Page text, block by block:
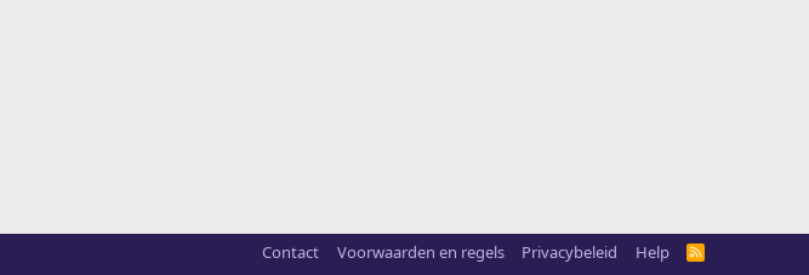
Contact Voorwaarden en regels Privacybeleid Help
R